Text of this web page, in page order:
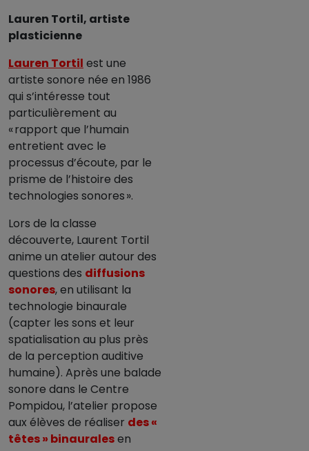
Lauren Tortil, artiste
plasticienne
Lauren Tortil est une
artiste sonore née en 1986
qui s’intéresse tout
particulièrement au
« rapport que l’humain
entretient avec le
processus d’écoute, par le
prisme de l’histoire des
technologies sonores ».
Lors de la classe
découverte, Laurent Tortil
anime un atelier autour des
questions des diffusions
sonores, en utilisant la
technologie binaurale
(capter les sons et leur
spatialisation au plus près
de la perception auditive
humaine). Après une balade
sonore dans le Centre
Pompidou, l’atelier propose
aux élèves de réaliser des «
têtes » binauralesen